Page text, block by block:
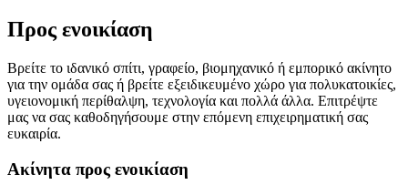
Προς ενοικίαση
Βρείτε το ιδανικό σπίτι, γραφείο, βιομηχανικό ή εμπορικό ακίνητο
για την ομάδα σας ή βρείτε εξειδικευμένο χώρο για πολυκατοικίες,
υγειονομική περίθαλψη, τεχνολογία και πολλά άλλα. Επιτρέψτε
μας να σας καθοδηγήσουμε στην επόμενη επιχειρηματική σας
ευκαιρία.
Ακίνητα προς ενοικίαση